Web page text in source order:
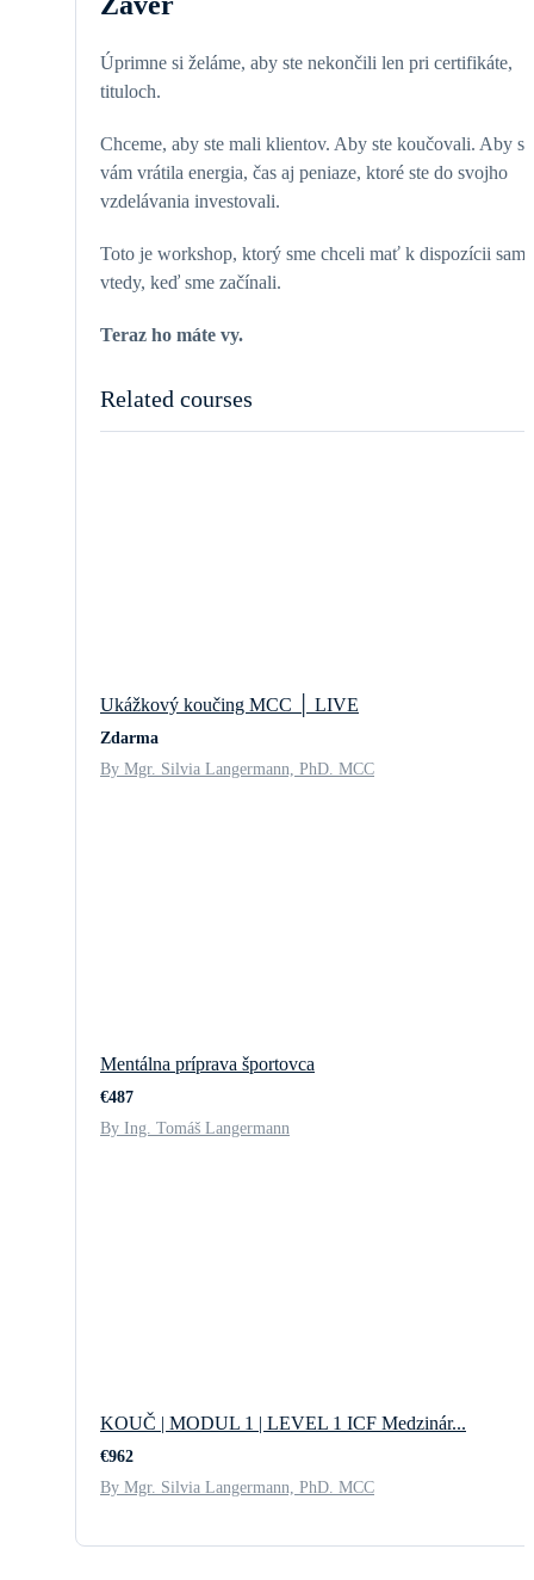
Úprimne si želáme, aby ste nekončili len pri certifikáte,
tituloch.
Chceme, aby ste mali klientov. Aby ste koučovali. Aby sa
vám vrátila energia, čas aj peniaze, ktoré ste do svojho
vzdelávania investovali.
Toto je workshop, ktorý sme chceli mať k dispozícii sami
vtedy, keď sme začínali.
Teraz ho máte vy.
Related courses
Ukážkový koučing MCC │ LIVE
Zdarma
By Mgr. Silvia Langermann, PhD. MCC
Mentálna príprava športovca
€487
By Ing. Tomáš Langermann
KOUČ | MODUL 1 | LEVEL 1 ICF Medzinár...
€962
By Mgr. Silvia Langermann, PhD. MCC